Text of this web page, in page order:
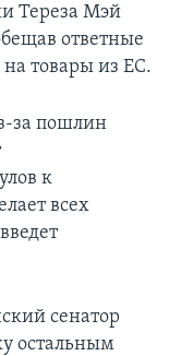
Тереза Мэй
ответные
товары из ЕС.
за пошлин
к
всех
сенатор
остальным